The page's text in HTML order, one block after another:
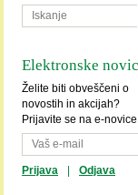
Elektronske
Želite biti obveščeni o
novostih in akcijah?
Prijavite se na e-
Prijava Odjava